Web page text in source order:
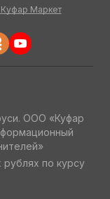
Куфар Маркет
ООО «Куфар
по курсу